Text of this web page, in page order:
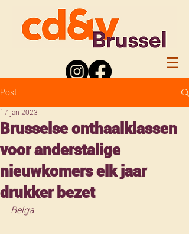
Post
Brusselse onthaalklassen
voor anderstalige
nieuwkomers elk jaar
drukker bezet
17 jan 2023
Belga